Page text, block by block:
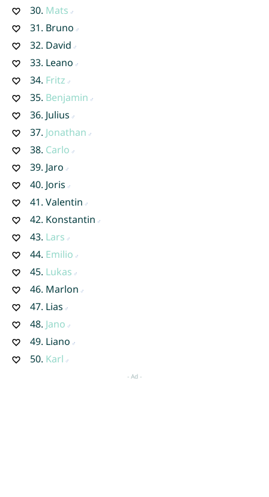
30. Mats
31. Bruno
32. David
33. Leano
34. Fritz
35. Benjamin
36. Julius
37. Jonathan
38. Carlo
39. Jaro
40. Joris
41. Valentin
42. Konstantin
43. Lars
44. Emilio
45. Lukas
46. Marlon
47. Lias
48. Jano
49. Liano
50. Karl